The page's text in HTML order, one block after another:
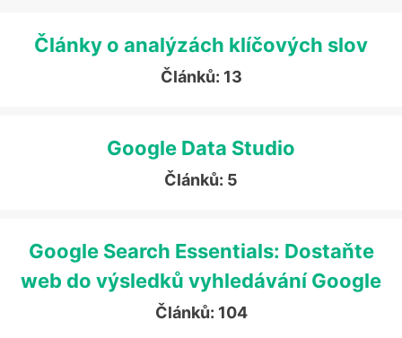
Články o analýzách klíčových slov
Článků: 13
Google Data Studio
Článků: 5
Google Search Essentials: Dostaňte
web do výsledků vyhledávání Google
Článků: 104